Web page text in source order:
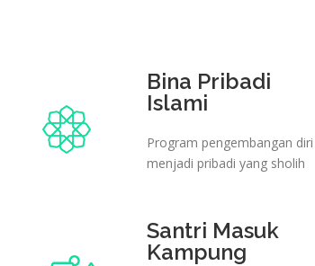
Bina Pribadi
Islami
Program pengembangan diri
menjadi pribadi yang sholih
Santri Masuk
Kampung